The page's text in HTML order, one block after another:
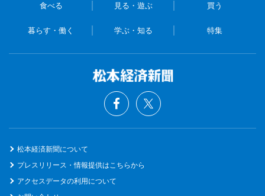
食べる 見る・遊ぶ 買う
暮らす・働く 学ぶ・知る 特集
松本経済新聞について
プレスリリース・情報提供はこちらから
アクセスデータの利用について